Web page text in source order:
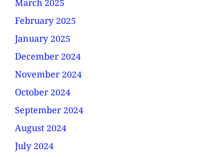
March 2025
February 2025
January 2025
December 2024
November 2024
October 2024
September 2024
August 2024
July 2024